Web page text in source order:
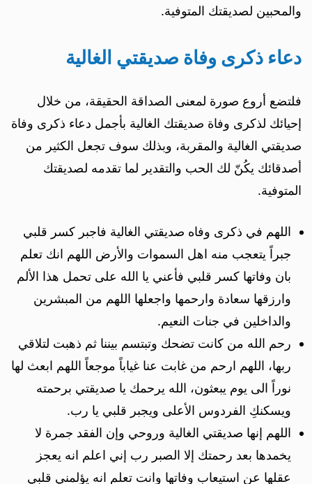
والمحبين لصديقتك المتوفية.
دعاء ذكرى وفاة صديقتي الغالية
فلتضع أروع صورة لمعنى الصداقة الحقيقة، من خلال
إحيائك لذكرى وفاة صديقتك الغالية بأجمل دعاء ذكرى وفاة
صديقتي الغالية والمقربة، وبذلك سوف تجعل الكثير من
أصدقائك يكُنّ لك الحب والتقدير لما تقدمه لصديقتك
المتوفية.
اللهم في ذكرى وفاه صديقتي الغالية فاجبر كسر قلبي
جبراً يتعجب منه اهل السموات والأرض اللهم انك تعلم
بان وفاتها كسر قلبي فأعني يا الله على تحمل هذا الألم
وارزقها سعادة وارحمها واجعلها اللهم من المبشرين
والداخلين في جنات النعيم.
رحم الله من كانت تضحك وتبتسم بيننا ثم ذهبت لتلاقي
ربها، اللهم ارحم من غابت عنا غياباً موجعاً اللهم ابعث لها
نوراً الى يوم يبعثون، الله يرحمك يا صديقتي برحمته
ويسكنكِ الفردوس الأعلى ويجبر قلبي يا رب.
اللهم إنها صديقتي الغالية وروحي وإن الفقد جمرة لا
يخمدها بعد رحمتك إلا الصبر رب إني اعلم انه يعجز
عقلها عن استيعاب وفاتها وانت تعلم انه يؤلمني قلبي